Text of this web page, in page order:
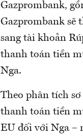
Gazprombank,
Gazprombank sẽ
sang tài khoản
thanh toán tiền
Nga.
Theo phân tích
thanh toán tiền
EU đối với Nga –